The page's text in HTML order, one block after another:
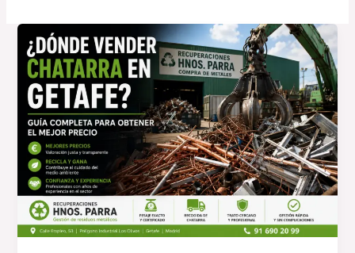
¿Dónde
vender
chatarra
en
Getafe?
Guía
completa
para
obtener
el